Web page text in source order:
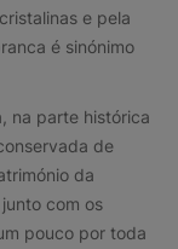
e pela
é sinónimo
na parte histórica
de
da
com os
pouco por toda